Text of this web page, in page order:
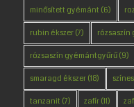
minősített gyémánt (6)
rubin ékszer(7) rózsaszín
rózsaszín gyémántgyűrű(9)
smaragd ékszer(18)
tanzanit (7) zafír(11)